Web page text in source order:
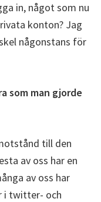
in, något som nu
konton? Jag
någonstans för
som man gjorde
till den
av oss har en
av oss har
i twitter- och